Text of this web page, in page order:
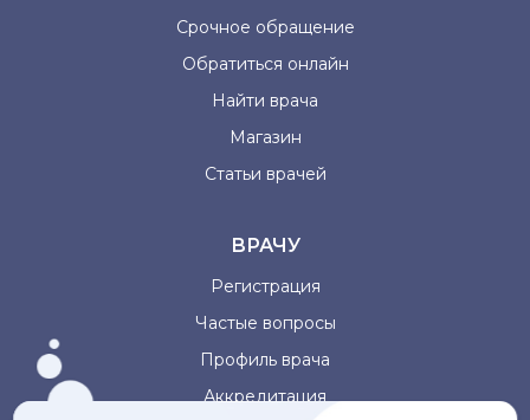
Срочное обращение
Обратиться онлайн
Найти врача
Магазин
Статьи врачей
ВРАЧУ
Регистрация
Частые вопросы
Профиль врача
Аккредитация